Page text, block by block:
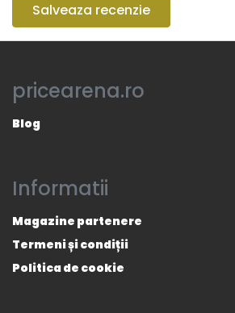
Salveaza recenzie
pricearena.ro
Blog
Informatii
Magazine partenere
Termeni și condiții
Politica de cookie